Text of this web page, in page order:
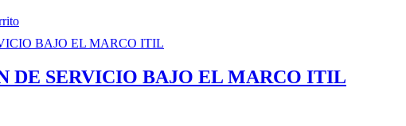
DE SERVICIO BAJO EL MARCO ITIL